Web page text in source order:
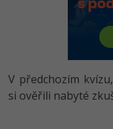
HTML5,
SQL a
JavaScript
Python
Vývojář
C# Game
Python -
JavaScript
PHP
-80%
V předchozím kvízu,
si ověřili nabyté